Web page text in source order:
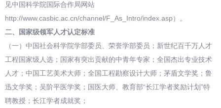
见中国科学院国际合作局网站
http://www.casbic.ac.cn/channel/F_As_Intro/index.asp）。
二、国家级领军人才认定标准
（一）中国社会科学院学部委员、荣誉学部委员；新世纪百千万人才
工程国家级人选；国家有突出贡献的中青年专家；全国杰出专业技术
人才；中国工艺美术大师；全国工程勘察设计大师；茅盾文学奖；鲁
迅文学奖；吴阶平医学奖；国医大师、教育部“长江学者奖励计划”特
聘教授；长江学者成就奖；